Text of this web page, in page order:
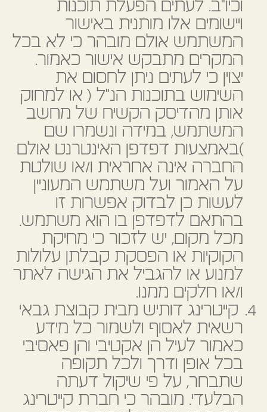
וכיו"ב. לעתים הפעלת תוכנות
ויישומים אלו מותנית באישור
המשתמש אולם מובהר כי לא בכל
המקרים מתבקש אישור כאמור.
יצוין כי לעתים ניתן לחסום את
השימוש בתוכנות הנ"ל ( או למחוק
אותן מהדיסק הקשיח של מחשב
המשתמש, במידה ונשמרו שם
)באמצעות דפדפן האינטרנט אולם
החברה אינה אחראית ו/או שולטת
על האמור ועל משתמש המעוניין
לעשות כן לבדוק אפשרות זו
בהתאם לדפדפן בו הוא משתמש.
מכל מקום, יש לזכור כי מחיקת
הקוקיות או הפסקת קבלתן עלולות
למנוע או להגביל את הגישה לאתר
ו/או חלקים ממנו.
קייטרינג דותיש מבית קבוצת גבאי
רשאית לאסוף ולשמור כל מידע
כאמור לעיל הן אקטיבי והן פאסיבי
בכל אופן ודרך ולכל תקופה
שתבחר, על פי שיקול דעתה
הבלעדי. מובהר כי חברת קייטרינג